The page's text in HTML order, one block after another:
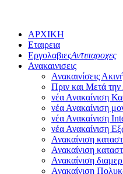
ΑΡΧΙΚΗ
Εταιρεια
ΕργολαβιεςΑντιπαροχες
Ανακαινισεις
Ανακαινίσεις
Πριν και Μετά την
νέα Ανακαίνιση
νέα Ανακαίνιση
νέα Ανακαίνιση
νέα Ανακαίνιση
Ανακαίνιση
Ανακαίνιση
Ανακαίνιση
Ανακαίνιση